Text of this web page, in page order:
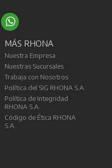
MÁS RHONA
Nuestra Empresa
Nuestras Sucursales
Trabaja con Nosotros
Política del SIG RHONA S.A.
Política de Integridad
RHONA S.A.
Código de Ética RHONA
S.A.